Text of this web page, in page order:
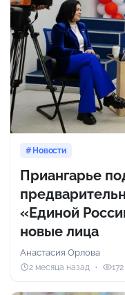
Новости
Приангарье
«Единой
новые лица
Анастасия Орлова
2 месяца назад 172